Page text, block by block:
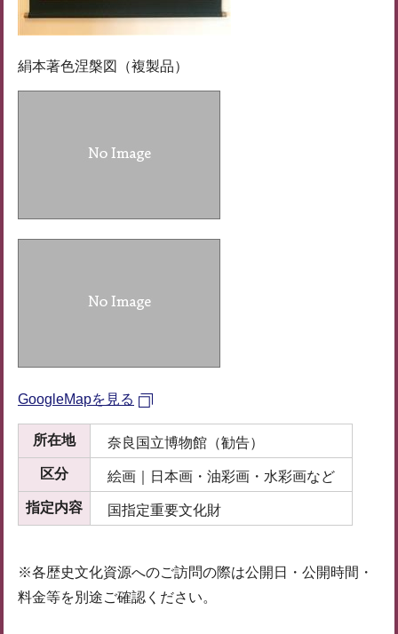
絹本著色涅槃図（複製品）
GoogleMapを見る
所在地 奈良国立博物館（勧告）
区分 絵画｜日本画・油彩画・水彩画など
指定内容 国指定重要文化財
※各歴史文化資源へのご訪問の際は公開日・公開時間・
料金等を別途ご確認ください。